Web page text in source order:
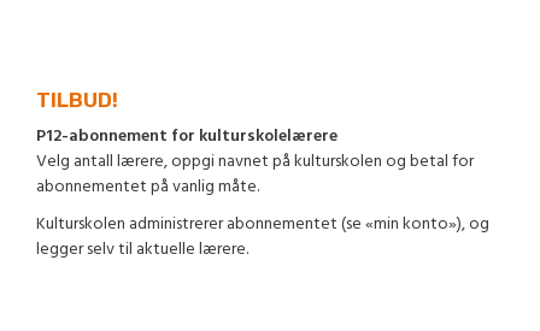
TILBUD!
P12-abonnement for kulturskolelærere
Velg antall lærere, oppgi navnet på kulturskolen og betal for
abonnementet på vanlig måte.
Kulturskolen administrerer abonnementet (se «min konto»), og
legger selv til aktuelle lærere.